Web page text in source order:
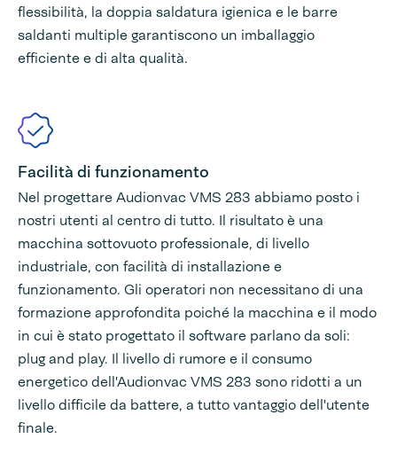
flessibilità, la doppia saldatura igienica e le barre
saldanti multiple garantiscono un imballaggio
efficiente e di alta qualità.
Facilità di funzionamento
Nel progettare Audionvac VMS 283 abbiamo posto i
nostri utenti al centro di tutto. Il risultato è una
macchina sottovuoto professionale, di livello
industriale, con facilità di installazione e
funzionamento. Gli operatori non necessitano di una
formazione approfondita poiché la macchina e il modo
in cui è stato progettato il software parlano da soli:
plug and play. Il livello di rumore e il consumo
energetico dell'Audionvac VMS 283 sono ridotti a un
livello difficile da battere, a tutto vantaggio dell'utente
finale.